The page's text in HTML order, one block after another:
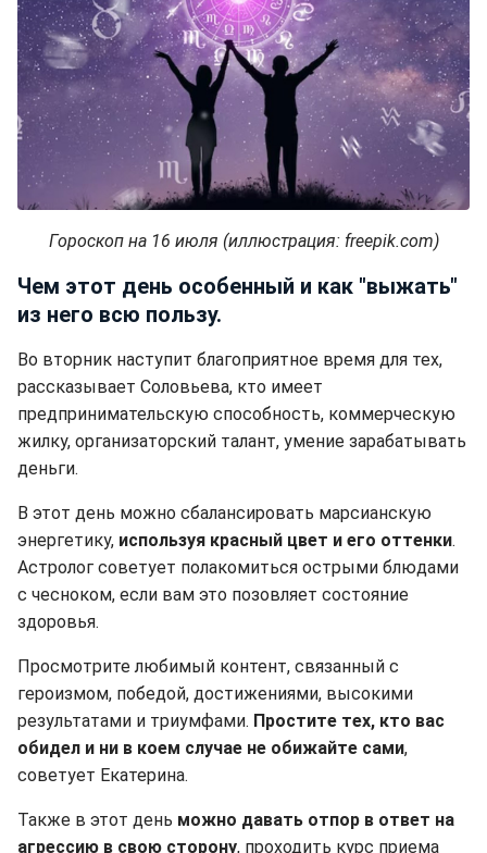
Гороскоп на 16 июля (иллюстрация: freepik.com)
Чем этот день особенный и как "выжать"
из него всю пользу.
Во вторник наступит благоприятное время для тех,
рассказывает Соловьева, кто имеет
предпринимательскую способность, коммерческую
жилку, организаторский талант, умение зарабатывать
деньги.
В этот день можно сбалансировать марсианскую
энергетику, используя красный цвет и его оттенки.
Астролог советует полакомиться острыми блюдами
с чесноком, если вам это позовляет состояние
здоровья.
Просмотрите любимый контент, связанный с
героизмом, победой, достижениями, высокими
результатами и триумфами. Простите тех, кто вас
обидел и ни в коем случае не обижайте сами,
советует Екатерина.
Также в этот день можно давать отпор в ответ на
агрессию в свою сторону, проходить курс приема